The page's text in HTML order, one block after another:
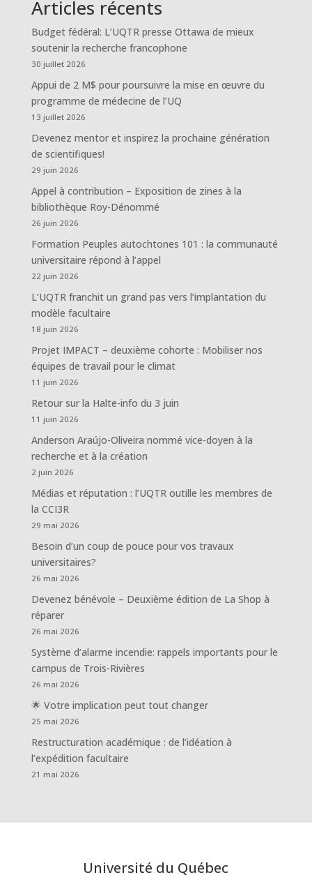
Articles récents
Budget fédéral: L’UQTR presse Ottawa de mieux
soutenir la recherche francophone
30 juillet 2026
Appui de 2 M$ pour poursuivre la mise en œuvre du
programme de médecine de l’UQ
13 juillet 2026
Devenez mentor et inspirez la prochaine génération
de scientifiques!
29 juin 2026
Appel à contribution – Exposition de zines à la
bibliothèque Roy-Dénommé
26 juin 2026
Formation Peuples autochtones 101 : la communauté
universitaire répond à l’appel
22 juin 2026
L’UQTR franchit un grand pas vers l’implantation du
modèle facultaire
18 juin 2026
Projet IMPACT – deuxième cohorte : Mobiliser nos
équipes de travail pour le climat
11 juin 2026
Retour sur la Halte-info du 3 juin
11 juin 2026
Anderson Araújo-Oliveira nommé vice-doyen à la
recherche et à la création
2 juin 2026
Médias et réputation : l’UQTR outille les membres de
la CCI3R
29 mai 2026
Besoin d’un coup de pouce pour vos travaux
universitaires?
26 mai 2026
Devenez bénévole – Deuxième édition de La Shop à
réparer
26 mai 2026
Système d’alarme incendie: rappels importants pour le
campus de Trois-Rivières
26 mai 2026
🌟 Votre implication peut tout changer
25 mai 2026
Restructuration académique : de l’idéation à
l’expédition facultaire
21 mai 2026
Université du Québec